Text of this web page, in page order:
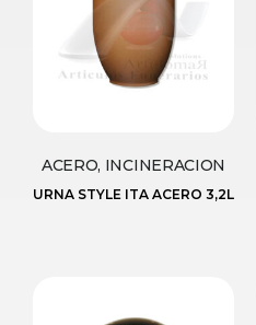
ACERO, INCINERACION
URNA STYLE ITA ACERO 3,2L